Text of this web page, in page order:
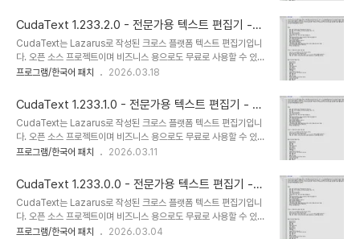
서, 외부 도구와 같은 Python 추가 기능으로 확장 할 수 있습니다. 구
문 파서는 EControl 엔진을 기반으로 기능이 풍부합니다 (일부 경쟁
사만큼 빠르지는 않지만).특징많은 언어 (250개 이상의 렉서)에 대한
구문 강조.코드 트리: 렉서가 허용하는 경우 함수/클래스 등의 구조.코
드 접기.다중 캐럿 및 다중 선택.정규식으로 찾기/바꾸기.JSON 형식
CudaText 1.233.2.0 - 전문가용 텍스트 편집기 -
한국어 지원
CudaText는 Lazarus로 작성된 크로스 플랫폼 텍스트 편집기입니
다. 오픈 소스 프로젝트이며 비즈니스 용으로도 무료로 사용할 수 있습
니다. 매우 빠르게 시작됩니다. Linux on CPU Intel Core i3 3Hz
서, 외부 도구와 같은 Python 추가 기능으로 확장 할 수 있습니다. 구
문 파서는 EControl 엔진을 기반으로 기능이 풍부합니다 (일부 경쟁
사만큼 빠르지는 않지만).특징많은 언어 (250개 이상의 렉서)에 대한
구문 강조.코드 트리: 렉서가 허용하는 경우 함수/클래스 등의 구조.코
드 접기.다중 캐럿 및 다중 선택.정규식으로 찾기/바꾸기.JSON 형식
프로그램/한국어 패치 2026.03.18
CudaText 1.233.1.0 - 전문가용 텍스트 편집기 - 한
국어 지원
CudaText는 Lazarus로 작성된 크로스 플랫폼 텍스트 편집기입니
다. 오픈 소스 프로젝트이며 비즈니스 용으로도 무료로 사용할 수 있습
니다. 매우 빠르게 시작됩니다. Linux on CPU Intel Core i3 3Hz
서, 외부 도구와 같은 Python 추가 기능으로 확장 할 수 있습니다. 구
문 파서는 EControl 엔진을 기반으로 기능이 풍부합니다 (일부 경쟁
사만큼 빠르지는 않지만).특징많은 언어 (250개 이상의 렉서)에 대한
구문 강조.코드 트리: 렉서가 허용하는 경우 함수/클래스 등의 구조.코
드 접기.다중 캐럿 및 다중 선택.정규식으로 찾기/바꾸기.JSON 형식
프로그램/한국어 패치 2026.03.11
CudaText 1.233.0.0 - 전문가용 텍스트 편집기 -
한국어 지원
CudaText는 Lazarus로 작성된 크로스 플랫폼 텍스트 편집기입니
다. 오픈 소스 프로젝트이며 비즈니스 용으로도 무료로 사용할 수 있습
니다. 매우 빠르게 시작됩니다. Linux on CPU Intel Core i3 3Hz
프로그램/한국어 패치 2026.03.04